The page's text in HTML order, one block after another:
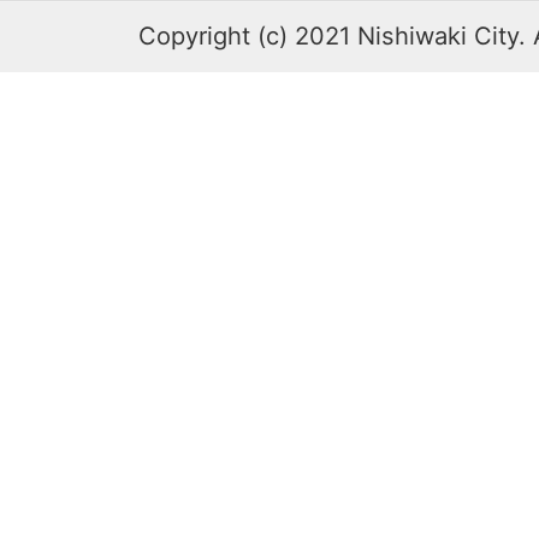
Copyright (c) 2021 Nishiwaki City.